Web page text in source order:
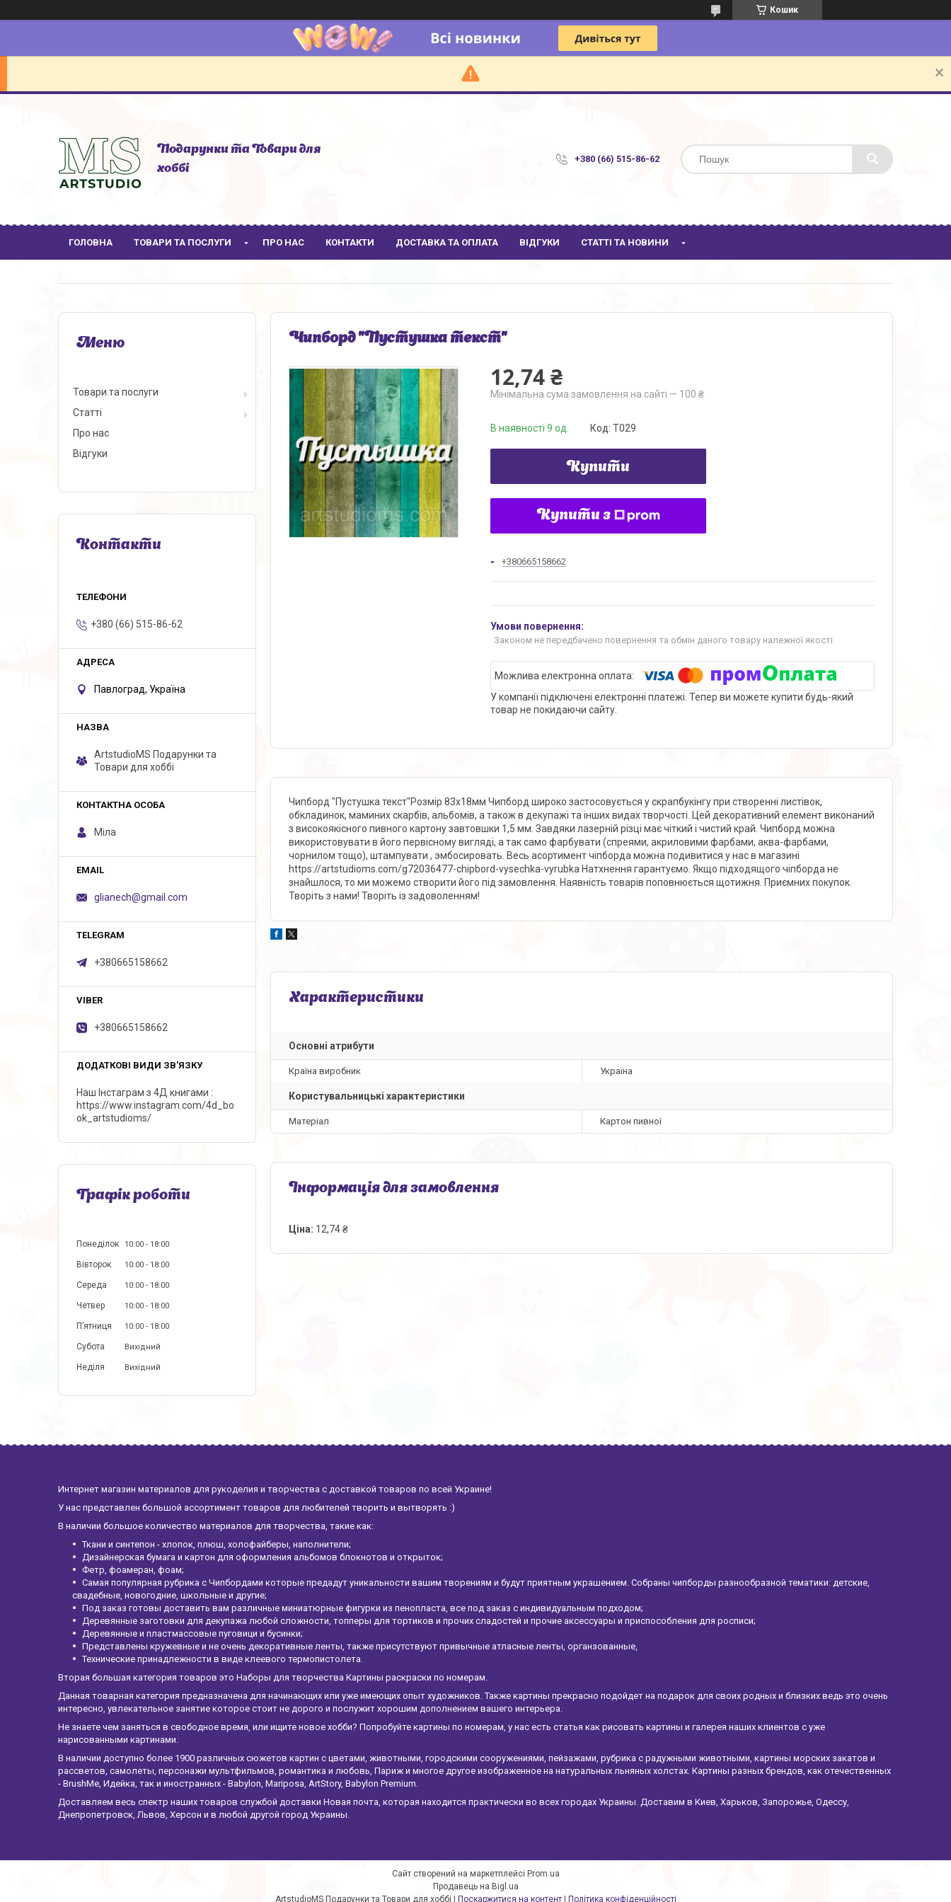
Кошик
Подарунки та Товари для
хоббі
+380 (66) 515-86-62
ГОЛОВНА ТОВАРИ ТА ПОСЛУГИ ПРО НАС КОНТАКТИ ДОСТАВКА ТА ОПЛАТА ВІДГУКИ СТАТТІ ТА НОВИНИ
Чипборд "Пустушка текст"
12,74 ₴
Мінімальна сума замовлення на сайті — 100 ₴
В наявності 9 од. Код: Т029
Купити
Купити з
+380665158662
Законом не передбачено повернення та обмін даного товару належної якості
У компанії підключені електронні платежі. Тепер ви можете купити будь-який
товар не покидаючи сайту.
Чипборд "Пустушка текст"Розмір 83х18мм Чипборд широко застосовується у скрапбукінгу при створенні листівок,
обкладинок, маминих скарбів, альбомів, а також в декупажі та інших видах творчості. Цей декоративний елемент виконаний
з високоякісного пивного картону завтовшки 1,5 мм. Завдяки лазерній різці має чіткий і чистий край. Чипборд можна
використовувати в його первісному вигляді, а так само фарбувати (спреями, акриловими фарбами, аква-фарбами,
чорнилом тощо), штампувати , эмбосировать. Весь асортимент чіпборда можна подивитися у нас в магазині
https://artstudioms.com/g72036477-chipbord-vysechka-vyrubka Натхнення гарантуємо. Якщо підходящого чіпборда не
знайшлося, то ми можемо створити його під замовлення. Наявність товарів поповнюється щотижня. Приємних покупок.
Творіть з нами! Творіть із задоволенням!
Характеристики
Основні атрибути
Країна виробник Україна
Користувальницькі характеристики
Матеріал Картон пивної
Інформація для замовлення
Ціна: 12,74 ₴
Товари та послуги
Статті
Про нас
Відгуки
Контакти
+380 (66) 515-86-62
Павлоград, Україна
ArtstudioMS Подарунки та
Товари для хоббі
Міла
glianech@gmail.com
+380665158662
+380665158662
Наш Інстаграм з 4Д книгами
https://www.instagram.com/4d_bo
ok_artstudioms/
Графік роботи
Понеділок 10:00 18:00
Вівторок 10:00 18:00
Середа 10:00 18:00
Четвер 10:00 18:00
Пʼятниця 10:00 18:00
Субота Вихідний
Неділя Вихідний
Интернет магазин материалов для рукоделия и творчества с доставкой товаров по всей Украине!
У нас представлен большой ассортимент товаров для любителей творить и вытворять :)
В наличии большое количество материалов для творчества, такие как:
Ткани и синтепон - хлопок, плюш, холофайберы, наполнители;
Дизайнерская бумага и картон для оформления альбомов блокнотов и открыток;
Фетр, фоамеран, фоам;
Самая популярная рубрика с Чипбордами которые предадут уникальности вашим творениям и будут приятным украшением. Собраны чипборды разнообразной тематики: детские,
свадебные, новогодние, школьные и другие;
Под заказ готовы доставить вам различные миниатюрные фигурки из пенопласта, все под заказ с индивидуальным подходом;
Деревянные заготовки для декупажа любой сложности, топперы для тортиков и прочих сладостей и прочие аксессуары и приспособления для росписи;
Деревянные и пластмассовые пуговици и бусинки;
Представлены кружевные и не очень декоративные ленты, также присутствуют привычные атласные ленты, органзованные,
Технические принадлежности в виде клеевого термопистолета.
Вторая большая категория товаров это Наборы для творчества Картины раскраски по номерам.
Данная товарная категория предназначена для начинающих или уже имеющих опыт художников. Также картины прекрасно подойдет на подарок для своих родных и близких ведь это очень
интересно, увлекательное занятие которое стоит не дорого и послужит хорошим дополнением вашего интерьера.
Не знаете чем заняться в свободное время, или ищите новое хобби? Попробуйте картины по номерам, у нас есть статья как рисовать картины и галерея наших клиентов с уже
нарисованными картинами.
В наличии доступно более 1900 различных сюжетов картин с цветами, животными, городскими сооружениями, пейзажами, рубрика с радужными животными, картины морских закатов и
рассветов, самолеты, персонажи мультфильмов, романтика и любовь, Париж и многое другое изображенное на натуральных льняных холстах. Картины разных брендов, как отечественных
- BrushMe, Идейка, так и иностранных - Babylon, Mariposa, ArtStory, Babylon Premium.
Доставляем весь спектр наших товаров службой доставки Новая почта, которая находится практически во всех городах Украины. Доставим в Киев, Харьков, Запорожье, Одессу,
Днепропетровск, Львов, Херсон и в любой другой город Украины.
Сайт створений на маркетплейсі Prom.ua
Продавець на Bigl.ua
Поскаржитися на контент Політика конфіденційності